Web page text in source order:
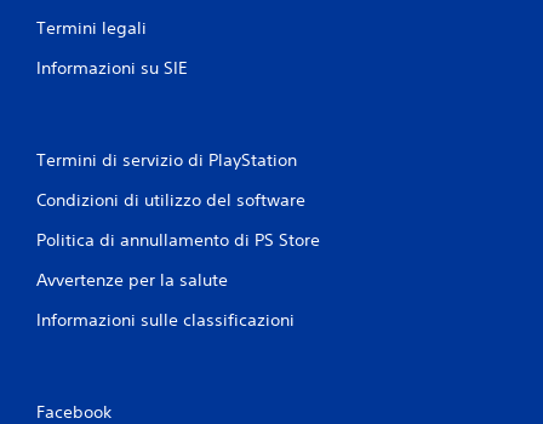
Termini legali
Informazioni su SIE
Termini di servizio di PlayStation
Condizioni di utilizzo del software
Politica di annullamento di PS Store
Avvertenze per la salute
Informazioni sulle classificazioni
Facebook